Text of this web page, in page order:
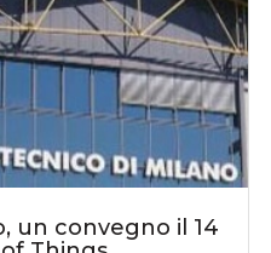
un convegno il 14